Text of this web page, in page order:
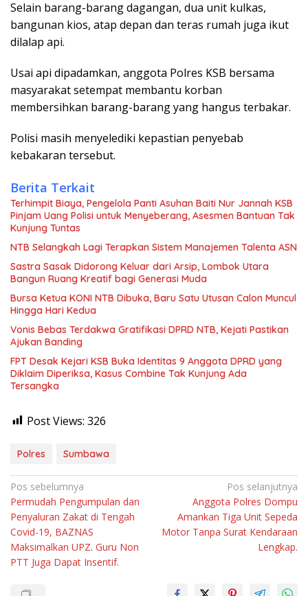
Selain barang-barang dagangan, dua unit kulkas,
bangunan kios, atap depan dan teras rumah juga ikut
dilalap api.
Usai api dipadamkan, anggota Polres KSB bersama
masyarakat setempat membantu korban
membersihkan barang-barang yang hangus terbakar.
Polisi masih menyelediki kepastian penyebab
kebakaran tersebut.
Berita Terkait
Terhimpit Biaya, Pengelola Panti Asuhan Baiti Nur Jannah KSB
Pinjam Uang Polisi untuk Menyeberang, Asesmen Bantuan Tak
Kunjung Tuntas
NTB Selangkah Lagi Terapkan Sistem Manajemen Talenta ASN
Sastra Sasak Didorong Keluar dari Arsip, Lombok Utara
Bangun Ruang Kreatif bagi Generasi Muda
Bursa Ketua KONI NTB Dibuka, Baru Satu Utusan Calon Muncul
Hingga Hari Kedua
Vonis Bebas Terdakwa Gratifikasi DPRD NTB, Kejati Pastikan
Ajukan Banding
FPT Desak Kejari KSB Buka Identitas 9 Anggota DPRD yang
Diklaim Diperiksa, Kasus Combine Tak Kunjung Ada
Tersangka
Post Views: 326
Polres Sumbawa
Navigasi
pos
Pos sebelumnya
Permudah Pengumpulan dan
Penyaluran Zakat di Tengah
Covid-19, BAZNAS
Maksimalkan UPZ. Guru Non
PTT Juga Dapat Insentif.
Pos selanjutnya
Anggota Polres Dompu
Amankan Tiga Unit Sepeda
Motor Tanpa Surat Kendaraan
Lengkap.